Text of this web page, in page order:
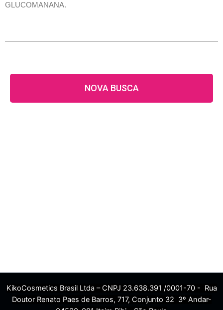
GLUCOMANANA.
NOVA BUSCA
KikoCosmetics Brasil Ltda – CNPJ 23.638.391 /0001-70 - Rua
Doutor Renato Paes de Barros, 717, Conjunto 32 3º Andar-